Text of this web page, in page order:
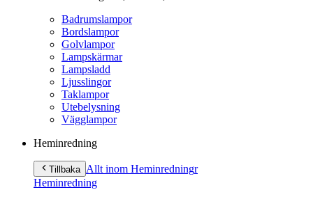
Badrumslampor
Bordslampor
Golvlampor
Lampskärmar
Lampsladd
Ljusslingor
Taklampor
Utebelysning
Vägglampor
Heminredning
Tillbaka Allt inom Heminredningr
Heminredning